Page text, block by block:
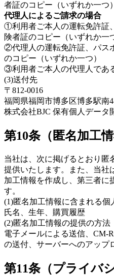
者証のコピー（いずれか一つ）
代理人によるご請求の場合
①利用者ご本人の運転免許証
険者証のコピー（いずれか一
②代理人の運転免許証、パス
のコピー（いずれか一つ）
③利用者ご本人の代理人であ
(3)送付先
〒812-0016
福岡県福岡市博多区博多駅南
株式会社BJC 保有個人データ
第10条（匿名加工
当社は、次に掲げるとおり匿
提供いたします。また、当社
加工情報を作成し、第三者に
す。
(1)匿名加工情報に含まれる個
氏名、生年、購買履歴
(2)匿名加工情報の提供の方法
電子メールによる送信、CM-
の送付、サーバーへのアップ
第11条（プライバ